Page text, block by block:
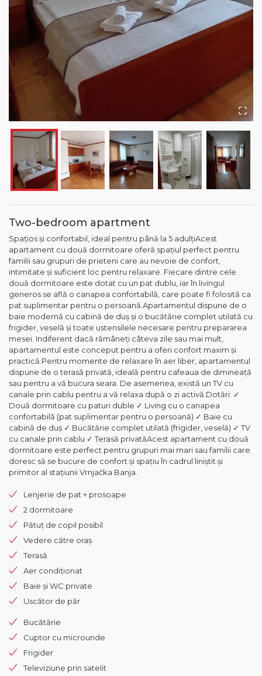
Two-bedroom apartment
Spațios și confortabil, ideal pentru până la 5 adulțiAcest
apartament cu două dormitoare oferă spațiul perfect pentru
familii sau grupuri de prieteni care au nevoie de confort,
intimitate și suficient loc pentru relaxare. Fiecare dintre cele
două dormitoare este dotat cu un pat dublu, iar în livingul
generos se află o canapea confortabilă, care poate fi folosită ca
pat suplimentar pentru o persoană.Apartamentul dispune de o
baie modernă cu cabină de duș și o bucătărie complet utilată cu
frigider, veselă și toate ustensilele necesare pentru prepararea
mesei. Indiferent dacă rămâneți câteva zile sau mai mult,
apartamentul este conceput pentru a oferi confort maxim și
practică.Pentru momente de relaxare în aer liber, apartamentul
dispune de o terasă privată, ideală pentru cafeaua de dimineață
sau pentru a vă bucura seara. De asemenea, există un TV cu
canale prin cablu pentru a vă relaxa după o zi activă.Dotări: ✓
Două dormitoare cu paturi duble ✓ Living cu o canapea
confortabilă (pat suplimentar pentru o persoană) ✓ Baie cu
cabină de duș ✓ Bucătărie complet utilată (frigider, veselă) ✓ TV
cu canale prin cablu ✓ Terasă privatăAcest apartament cu două
dormitoare este perfect pentru grupuri mai mari sau familii care
doresc să se bucure de confort și spațiu în cadrul liniștit și
primitor al stațiunii Vrnjačka Banja.
Lenjerie de pat + prosoape
2 dormitoare
Pătuț de copil posibil
Vedere către oraș
Terasă
Aer condiționat
Baie și WC private
Uscător de păr
Bucătărie
Cuptor cu microunde
Frigider
Televiziune prin satelit